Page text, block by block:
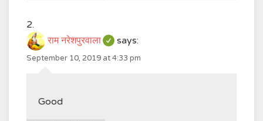
राम नरेशपुरवाला says:
September 10, 2019 at 4:33 pm
Good